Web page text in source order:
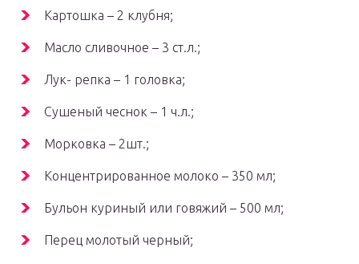
Картошка – 2 клубня;
Масло сливочное – 3 ст.л.;
Лук- репка – 1 головка;
Сушеный чеснок – 1 ч.л.;
Морковка – 2шт.;
Концентрированное молоко – 350 мл;
Бульон куриный или говяжий – 500 мл;
Перец молотый черный;